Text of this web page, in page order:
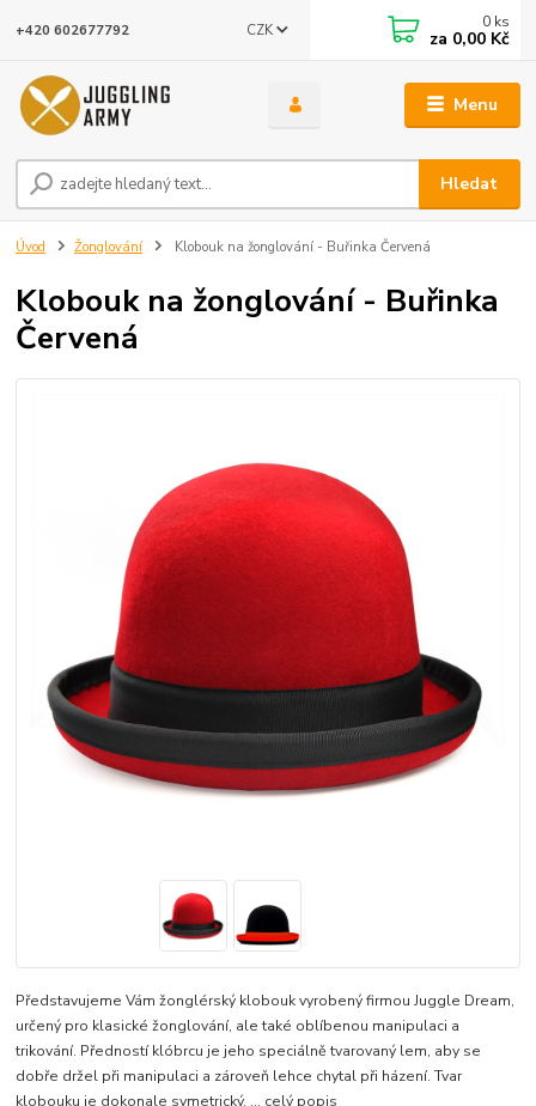
Menu
CZK
Hledat
+420 602677792 0 ks
za 0,00 Kč
Úvod Žonglování Klobouk na žonglování - Buřinka Červená
Klobouk na žonglování - Buřinka
Červená
Představujeme Vám žonglérský klobouk vyrobený firmou Juggle Dream,
určený pro klasické žonglování, ale také oblíbenou manipulaci a
trikování. Předností klóbrcu je jeho speciálně tvarovaný lem, aby se
dobře držel při manipulaci a zároveň lehce chytal při házení. Tvar
klobouku je dokonale symetrický, ... celý popis